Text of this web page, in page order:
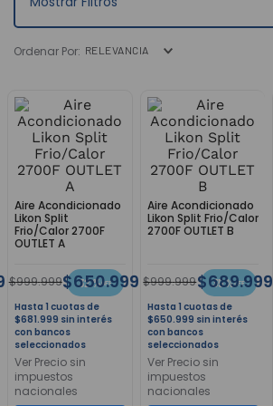
RELEVANCIA
Aire Acondicionado
Likon Split
Frio/Calor 2700F
OUTLET A
32 %
$999.999
1
$681.999 sin interés
con bancos
seleccionados
Ver Precio sin
impuestos
nacionales
Aire Acondicionado
Likon Split Frio/Calor
2700F OUTLET B
35 %
$650.999 $999.999
1
$650.999 sin interés
con bancos
seleccionados
Ver Precio sin
impuestos
nacionales
$689.999
3000